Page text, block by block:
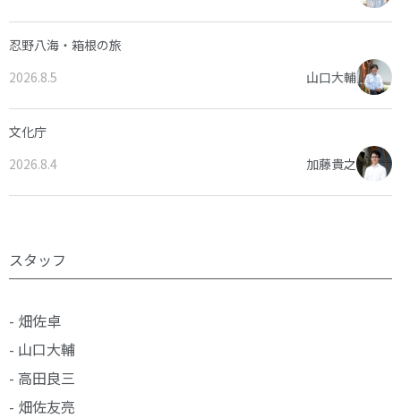
忍野八海・箱根の旅
2026.8.5
山口大輔
文化庁
2026.8.4
加藤貴之
スタッフ
- 畑佐卓
- 山口大輔
- 高田良三
- 畑佐友亮